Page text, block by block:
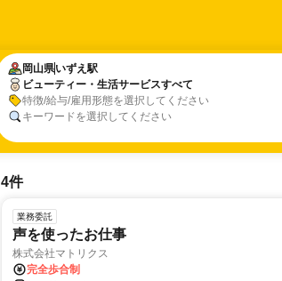
岡山県いずえ駅
ビューティー・生活サービスすべて
特徴/給与/雇用形態を選択してください
キーワードを選択してください
岡山県いずえ駅
ビューティー・生活サービスすべて
4件
業務委託
声を使ったお仕事
株式会社マトリクス
完全歩合制